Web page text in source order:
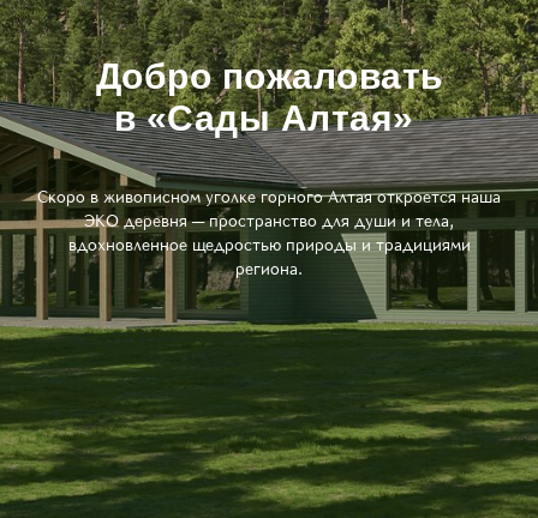
Добро пожаловать
в «Сады Алтая»
Скоро в живописном уголке горного Алтая откроется наша
ЭКО деревня — пространство для души и тела,
вдохновленное щедростью природы и традициями
региона.